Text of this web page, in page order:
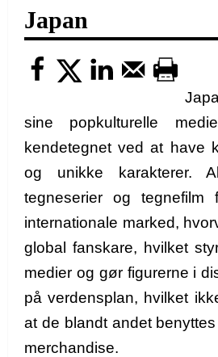
Japan
sine popkulturelle
kendetegnet ved at have
og unikke karakterer.
tegneserier og
internationale marked,
global fanskare, hvilket
medier og gør figurerne i
på verdensplan, hvilket
at de blandt andet
merchandise.